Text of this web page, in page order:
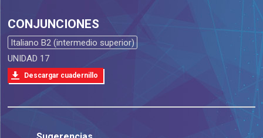
CONJUNCIONES
Italiano B2 (intermedio superior)
UNIDAD 17
Descargar cuadernillo